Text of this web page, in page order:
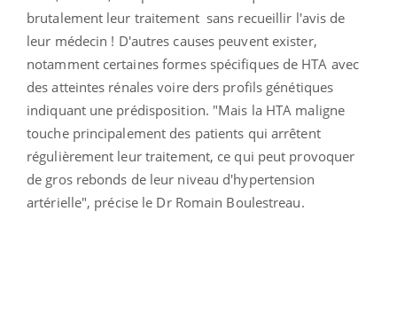
brutalement leur traitement sans recueillir l'avis de
leur médecin ! D'autres causes peuvent exister,
notamment certaines formes spécifiques de HTA avec
des atteintes rénales voire ders profils génétiques
indiquant une prédisposition. "Mais la HTA maligne
touche principalement des patients qui arrêtent
régulièrement leur traitement, ce qui peut provoquer
de gros rebonds de leur niveau d'hypertension
artérielle", précise le Dr Romain Boulestreau.